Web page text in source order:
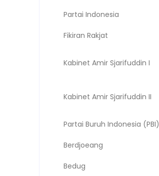
Partai Indonesia
Fikiran Rakjat
Kabinet Amir Sjarifuddin I
Kabinet Amir Sjarifuddin II
Partai Buruh Indonesia (PBI)
Berdjoeang
Bedug